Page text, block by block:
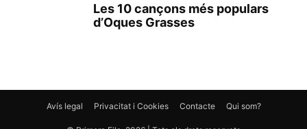
Les 10 cançons més populars
d’Oques Grasses
Avís legal Privacitat i Cookies Contacte Qui som?